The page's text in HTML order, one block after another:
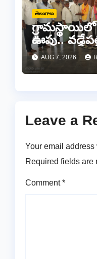
తెలంగాణ
గ్రామస్థాయిలో
ఊపు..
నూతన
AUG 7, 2026
Leave a
Your email
Required fields are
Comment*